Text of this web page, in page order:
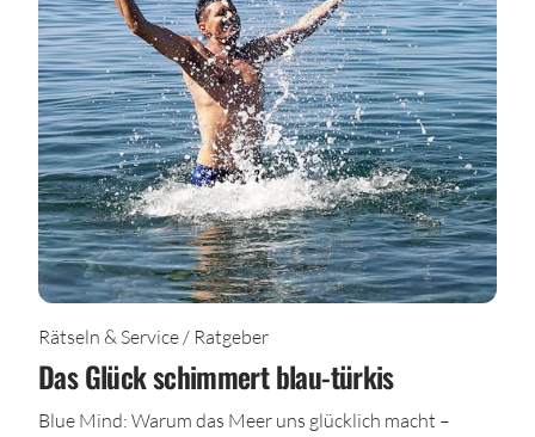
Rätseln & Service / Ratgeber
Das Glück schimmert blau-türkis
Blue Mind: Warum das Meer uns glücklich macht –